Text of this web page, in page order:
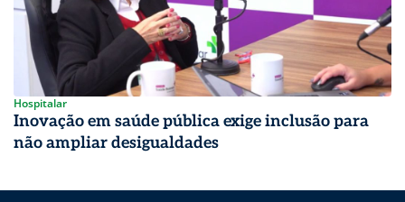
Hospitalar
Inovação em saúde pública exige inclusão para
não ampliar desigualdades